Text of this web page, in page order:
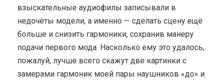
взыскательные аудиофилы записывали в
недочёты модели, а именно — сделать сцену ещё
больше и снизить гармоники, сохранив манеру
подачи первого мода. Насколько ему это удалось,
пожалуй, лучше всего скажут две картинки с
замерами гармоник моей пары наушников «до» и